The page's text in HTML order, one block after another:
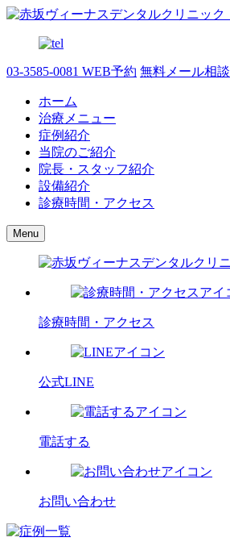
03-3585-0081 WEB予約 無料メール相談
ホーム
治療メニュー
症例紹介
当院のご紹介
院長・スタッフ紹介
設備紹介
診療時間・アクセス
Menu
診療時間・アクセス
公式LINE
電話する
お問い合わせ